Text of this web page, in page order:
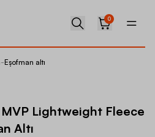
0
-Eşofman altı
Lightweight Fleece
Altı